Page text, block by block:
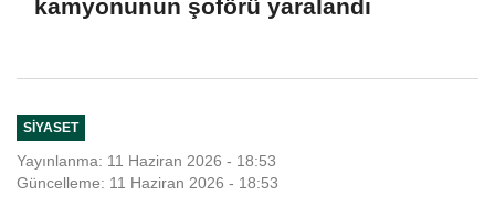
kamyonunun şoförü yaralandı
SIYASET
Yayınlanma: 11 Haziran 2026 - 18:53
Güncelleme: 11 Haziran 2026 - 18:53